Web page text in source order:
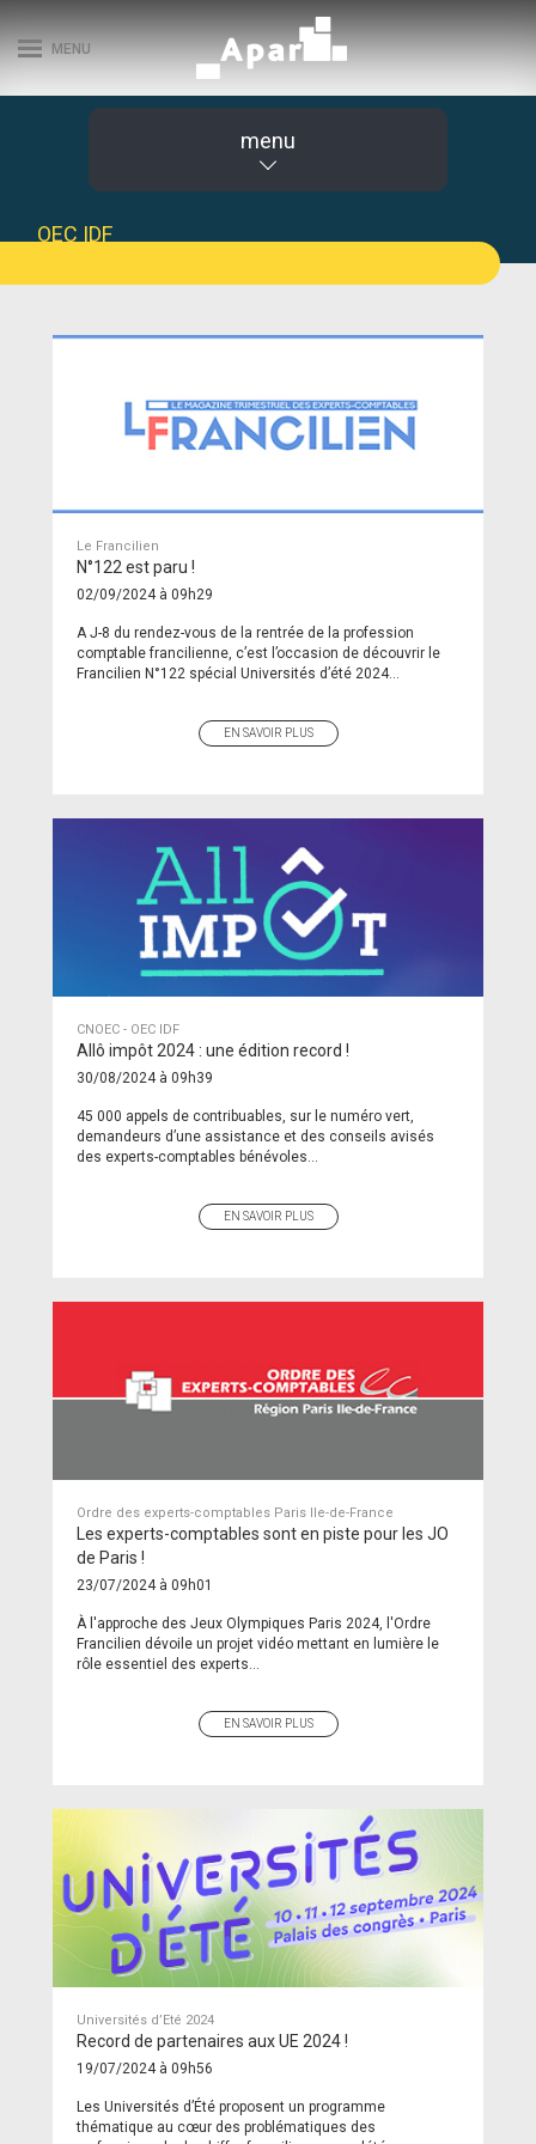
MENU
menu
OEC IDF
Le Francilien
N°122 est paru !
02/09/2024 à 09h29
A J-8 du rendez-vous de la rentrée de la profession
comptable francilienne, c’est l’occasion de découvrir le
Francilien N°122 spécial Universités d’été 2024...
EN SAVOIR PLUS
CNOEC - OEC IDF
Allô impôt 2024 : une édition record !
30/08/2024 à 09h39
45 000 appels de contribuables, sur le numéro vert,
demandeurs d’une assistance et des conseils avisés
des experts-comptables bénévoles...
EN SAVOIR PLUS
Ordre des experts-comptables Paris Ile-de-France
Les experts-comptables sont en piste pour les JO
de Paris !
23/07/2024 à 09h01
À l'approche des Jeux Olympiques Paris 2024, l'Ordre
Francilien dévoile un projet vidéo mettant en lumière le
rôle essentiel des experts...
EN SAVOIR PLUS
Universités d’Eté 2024
Record de partenaires aux UE 2024 !
19/07/2024 à 09h56
Les Universités d’Été proposent un programme
thématique au cœur des problématiques des